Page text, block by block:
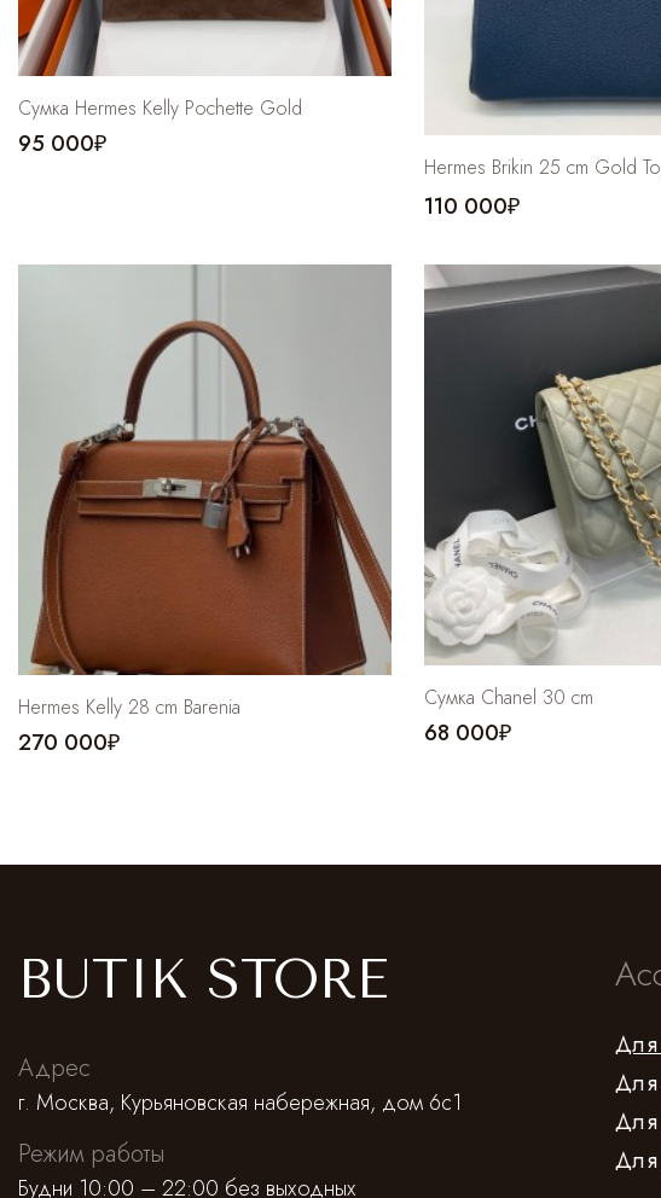
Сумка Hermes Kelly Pochette Gold
95 000₽
Hermes Brikin 25 cm Gold
110 000₽
Hermes Kelly 28 cm Barenia
270 000₽
Cумка Chanel 30 cm
68 000₽
BUTIK STORE
Адрес
г. Москва, Курьяновская набережная, дом 6с1
Режим работы
Будни 10:00 – 22:00 без выходных
Для